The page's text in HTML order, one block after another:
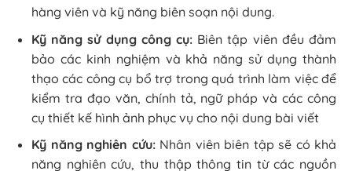
hàng viên và kỹ năng biên soạn nội dung.
Kỹ năng sử dụng công cụ: Biên tập viên đều đảm
bảo các kinh nghiệm và khả năng sử dụng thành
thạo các công cụ bổ trợ trong quá trình làm việc để
kiểm tra đạo văn, chính tả, ngữ pháp và các công
cụ thiết kế hình ảnh phục vụ cho nội dung bài viết
Kỹ năng nghiên cứu:Nhân viên biên tập sẽ có khả
năng nghiên cứu, thu thập thông tin từ các nguồn